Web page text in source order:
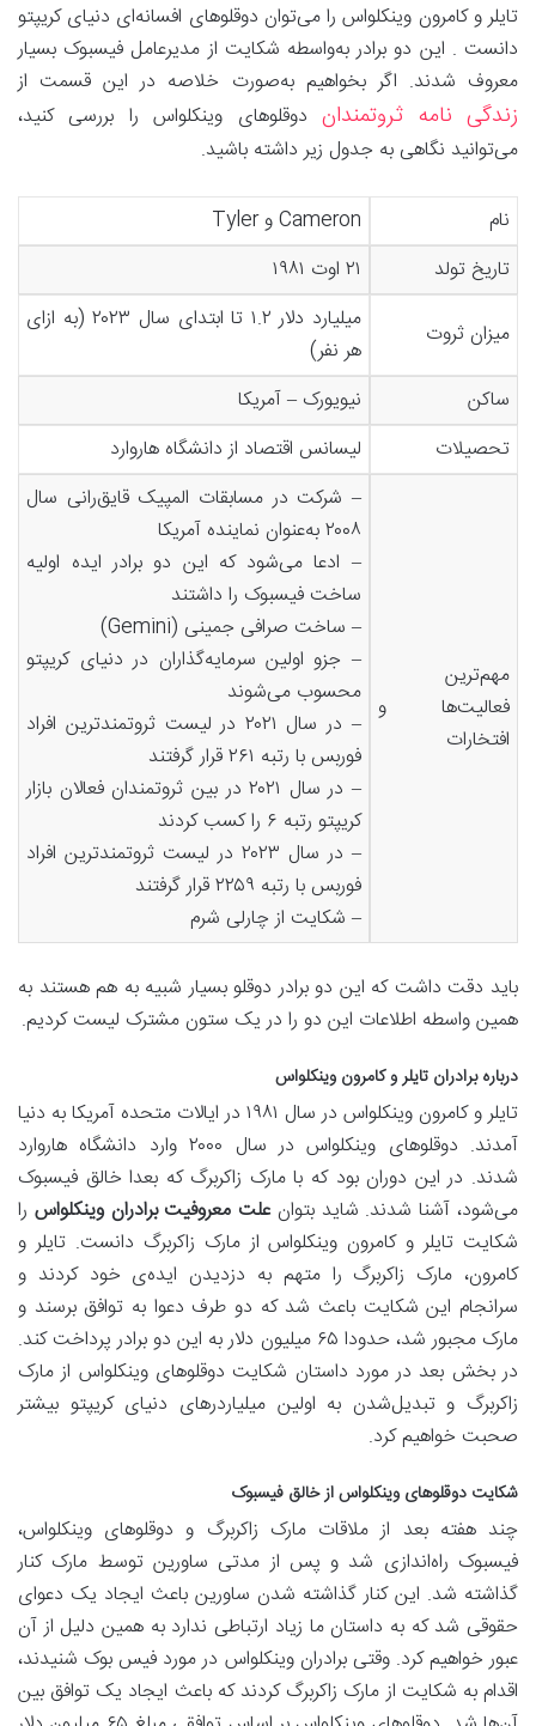
تایلر و کامرون وینکلواس را می‌توان دوقلوهای افسانه‌ای دنیای کریپتو
دانست . این دو برادر به‌واسطه شکایت از مدیرعامل فیسبوک بسیار
معروف شدند. اگر بخواهیم به‌صورت خلاصه در این قسمت از
زندگی نامه ثروتمنداندوقلوهای وینکلواس را بررسی کنید،
می‌توانید نگاهی به جدول زیر داشته باشید.
نام
Cameron و Tyler
تاریخ تولد
۲۱ اوت ۱۹۸۱
میزان ثروت
میلیارد دلار ۱.۲ تا ابتدای سال ۲۰۲۳ (به ازای
هر نفر)
ساکن
نیویورک – آمریکا
تحصیلات
لیسانس اقتصاد از دانشگاه هاروارد
مهم‌ترین
فعالیت‌ها و
افتخارات
– شرکت در مسابقات المپیک قایق‌رانی سال
۲۰۰۸ به‌عنوان نماینده آمریکا
– ادعا می‌شود که این دو برادر ایده‌ اولیه
ساخت فیسبوک را داشتند
– ساخت صرافی جمینی (Gemini)
– جزو اولین سرمایه‌گذاران در دنیای کریپتو
محسوب می‌شوند
– در سال ۲۰۲۱ در لیست ثروتمندترین افراد
فوربس با رتبه ۲۶۱ قرار گرفتند
– در سال ۲۰۲۱ در بین ثروتمندان فعالان بازار
کریپتو رتبه ۶ را کسب کردند
– در سال ۲۰۲۳ در لیست ثروتمندترین افراد
فوربس با رتبه ۲۲۵۹ قرار گرفتند
– شکایت از چارلی شرم
باید دقت داشت که این دو برادر دوقلو بسیار شبیه به هم هستند به
همین واسطه اطلاعات این دو را در یک ستون مشترک لیست کردیم.
درباره برادران تایلر و کامرون وینکلواس
تایلر و کامرون وینکلواس در سال ۱۹۸۱ در ایالات متحده آمریکا به دنیا
آمدند. دوقلوهای وینکلواس در سال ۲۰۰۰ وارد دانشگاه هاروارد
شدند. در این دوران بود که با مارک زاکربرگ که بعدا خالق فیسبوک
می‌شود، آشنا شدند. شاید بتوانعلت معروفیت برادران وینکلواس را
شکایت تایلر و کامرون وینکلواس از مارک زاکربرگ دانست. تایلر و
کامرون، مارک زاکربرگ را متهم به دزدیدن ایده‌ی خود کردند و
سرانجام این شکایت باعث شد که دو طرف دعوا به توافق برسند و
مارک مجبور شد، حدودا ۶۵ میلیون دلار به این دو برادر پرداخت کند.
در بخش بعد در مورد داستان شکایت دوقلوهای وینکلواس از مارک
زاکربرگ و تبدیل‌شدن به اولین میلیاردرهای دنیای کریپتو بیشتر
صحبت خواهیم کرد.
شکایت دوقلوهای وینکلواس از خالق فیسبوک
چند هفته بعد از ملاقات مارک زاکربرگ و دوقلوهای وینکلواس،
فیسبوک راه‌اندازی شد و پس از مدتی ساورین توسط مارک کنار
گذاشته شد. این کنار گذاشته شدن ساورین باعث ایجاد یک دعوای
حقوقی شد که به داستان ما زیاد ارتباطی ندارد به همین دلیل از آن
عبور خواهیم کرد. وقتی برادران وینکلواس در مورد فیس بوک شنیدند،
اقدام به شکایت از مارک زاکربرگ کردند که باعث ایجاد یک توافق بین